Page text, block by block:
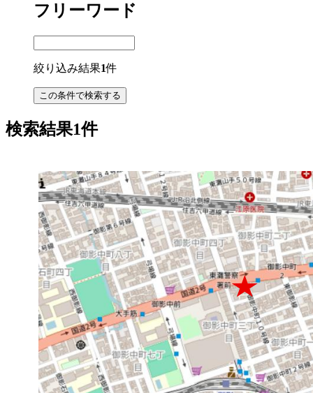
フリーワード
絞り込み結果1件
検索結果1件